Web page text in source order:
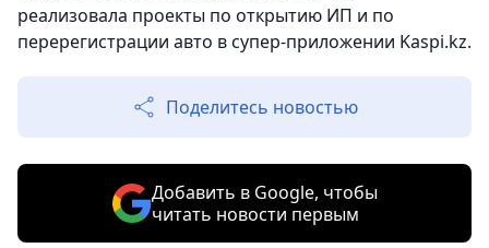
реализовала проекты по открытию ИП и по
перерегистрации авто в супер-приложении Kaspi.kz.
Поделитесь новостью
Добавить в Google, чтобы
читать новости первым